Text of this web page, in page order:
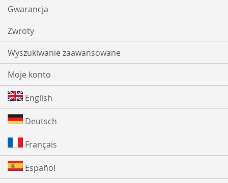
Gwarancja
Zwroty
Wyszukiwanie zaawansowane
Moje konto
English
Deutsch
Français
Español